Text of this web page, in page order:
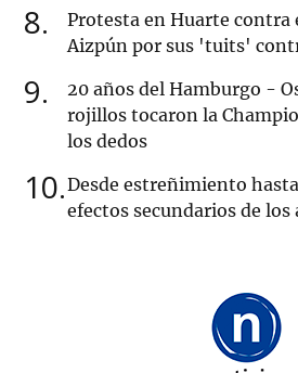
8
Protesta en Huarte contra
Aizpún por sus 'tuits'
9
20 años del Hamburgo -
rojillos tocaron la
los dedos
10 Desde estreñimiento
efectos secundarios de